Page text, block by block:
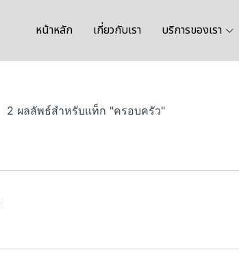
หน้าหลัก เกี่ยวกับเรา บริการของเรา
2 ผลลัพธ์สำหรับแท็ก "ครอบครัว"